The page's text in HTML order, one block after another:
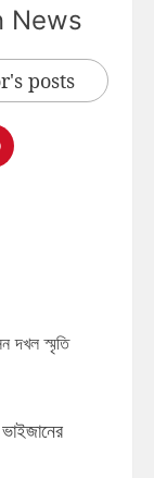
News
posts
দখল স্মৃতি